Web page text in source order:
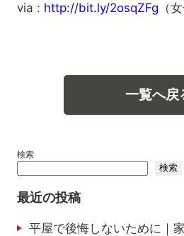
via : http://bit.ly/2osqZFg （
一覧へ戻
検索
検索
最近の投稿
平屋で後悔しないために｜